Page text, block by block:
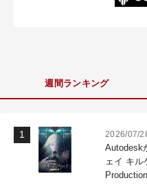
週間ランキング
2026/07/
Autodesk
ェイ キ